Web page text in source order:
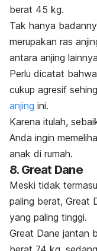
berat 45 kg.
Tak hanya
merupakan ras
antara anjing
Perlu dicatat
cukup agresif
anjing ini.
Karena itulah,
Anda ingin
anak di rumah.
8. Great Dane
Meski tidak
paling berat, Great
yang paling tinggi.
Great Dane jantan